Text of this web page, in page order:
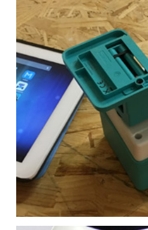
Quai-Lab sur la
2017